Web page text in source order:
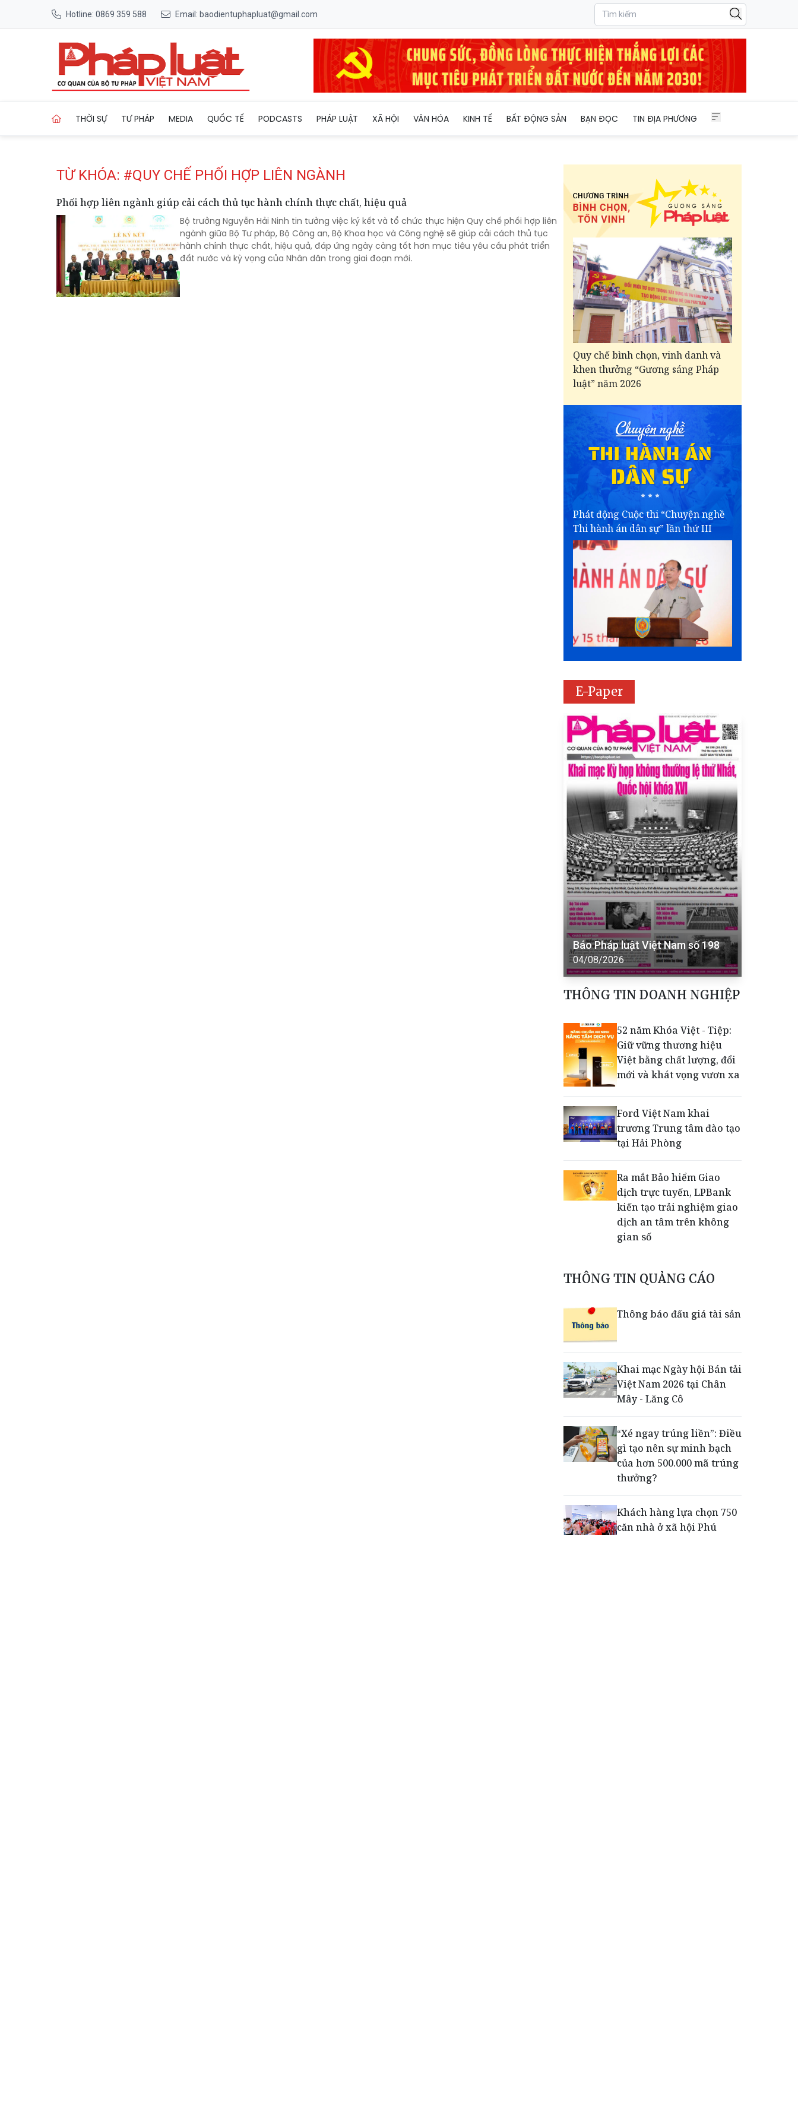
Hotline: 0869 359 588 Email: baodientuphapluat@gmail.com
THỜI SỰ TƯ PHÁP MEDIA QUỐC TẾ PODCASTS PHÁP LUẬT XÃ HỘI VĂN HÓA KINH TẾ BẤT ĐỘNG SẢN BẠN ĐỌC TIN ĐỊA PHƯƠNG
TỪ KHÓA: #QUY CHẾ PHỐI HỢP LIÊN NGÀNH
Phối hợp liên ngành giúp cải cách thủ tục hành chính thực chất, hiệu quả
Bộ trưởng Nguyễn Hải Ninh tin tưởng việc ký kết và tổ chức thực hiện Quy chế phối hợp liên
ngành giữa Bộ Tư pháp, Bộ Công an, Bộ Khoa học và Công nghệ sẽ giúp cải cách thủ tục
hành chính thực chất, hiệu quả, đáp ứng ngày càng tốt hơn mục tiêu yêu cầu phát triển
đất nước và kỳ vọng của Nhân dân trong giai đoạn mới.
Quy chế bình chọn, vinh danh và
khen thưởng “Gương sáng Pháp
luật” năm 2026
Phát động Cuộc thi “Chuyện nghề
Thi hành án dân sự” lần thứ III
E-Paper
Báo Pháp luật Việt Nam số 198
04/08/2026
THÔNG TIN DOANH NGHIỆP
52 năm Khóa Việt - Tiệp:
Giữ vững thương hiệu
Việt bằng chất lượng, đổi
mới và khát vọng vươn xa
Ford Việt Nam khai
trương Trung tâm đào tạo
tại Hải Phòng
Ra mắt Bảo hiểm Giao
dịch trực tuyến, LPBank
kiến tạo trải nghiệm giao
dịch an tâm trên không
gian số
Dấu mốc khẳng định năng
lực vận hành và thích ứng
toán thưởng vượt kế
hoạch
lập nghiệp của người trẻ
toàn cầu
THÔNG TIN QUẢNG CÁO
Thông báo đấu giá tài sản
Khai mạc Ngày hội Bán tải
Việt Nam 2026 tại Chân
Mây - Lăng Cô
“Xé ngay trúng liền”: Điều
gì tạo nên sự minh bạch
của hơn 500.000 mã trúng
thưởng?
Khách hàng lựa chọn 750
căn nhà ở xã hội Phú